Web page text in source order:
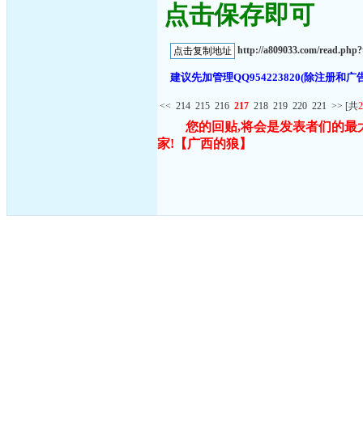
点击保存即可
http://a809033.com/
建议先加管理QQ954223820(除注册和
<< 214 215 216 217 218 219 220 221 >> [共
您的回贴,将会是发表者们的
家! 【广西的狼】